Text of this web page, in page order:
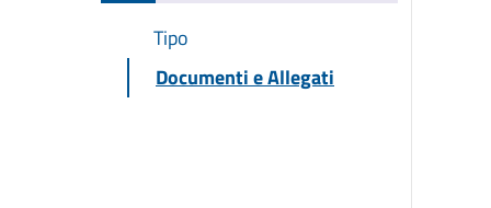
Tipo
Documenti e Allegati